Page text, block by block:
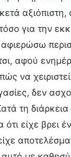
αξιόπιστη,
για την
αφού
να
δεν
τη
ότι είχε βρει